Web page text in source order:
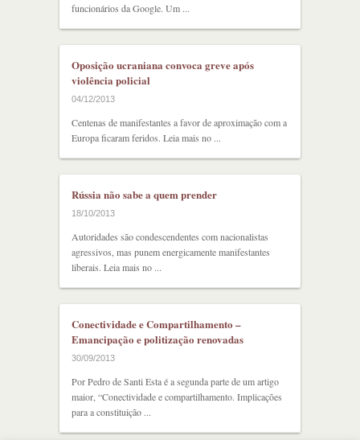
funcionários da Google. Um ...
Oposição ucraniana convoca greve após
violência policial
04/12/2013
Centenas de manifestantes a favor de aproximação com a
Europa ficaram feridos. Leia mais no ...
Rússia não sabe a quem prender
18/10/2013
Autoridades são condescendentes com nacionalistas
agressivos, mas punem energicamente manifestantes
liberais. Leia mais no ...
Conectividade e Compartilhamento –
Emancipação e politização renovadas
30/09/2013
Por Pedro de Santi Esta é a segunda parte de um artigo
maior, “Conectividade e compartilhamento. Implicações
para a constituição ...